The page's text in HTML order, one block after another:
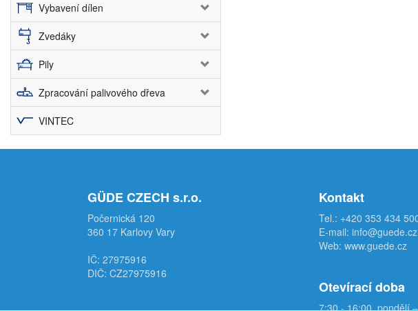
Vybavení dílen
Zvedáky
Pily
Zpracování palivového dřeva
VINTEC
GÜDE CZECH s.r.o.
Počernická 120
360 17 Karlovy Vary
IČ: 27975916
DIČ: CZ27975916
Kontakt
Tel.: +420 353 434
E-mail: info@guede.cz
Web: www.guede.cz
Otevírací doba
7:30 - 16:00, pondělí